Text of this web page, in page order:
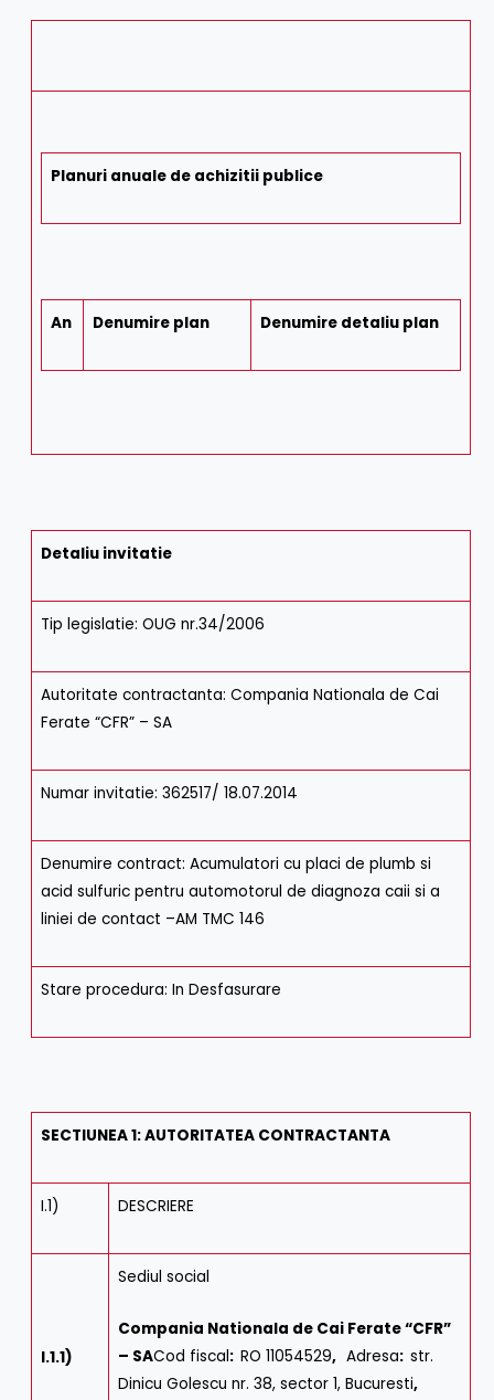
Planuri anuale de achizitii publice
An Denumire plan Denumire detaliu plan
Detaliu invitatie
Tip legislatie: OUG nr.34/2006
Autoritate contractanta: Compania Nationala de Cai
Ferate “CFR” – SA
Numar invitatie: 362517/ 18.07.2014
Denumire contract: Acumulatori cu placi de plumb si
acid sulfuric pentru automotorul de diagnoza caii si a
liniei de contact –AM TMC 146
Stare procedura: In Desfasurare
SECTIUNEA 1: AUTORITATEA CONTRACTANTA
I.1) DESCRIERE
I.1.1)
Sediul social
Compania Nationala de Cai Ferate “CFR”
– SACod fiscal:RO 11054529,Adresa:str.
Dinicu Golescu nr. 38, sector 1, Bucuresti,